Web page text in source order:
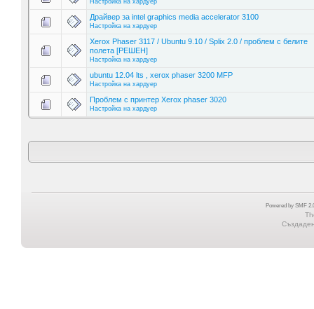
Драйвер за intel graphics media accelerator 3100
Настройка на хардуер
Xerox Phaser 3117 / Ubuntu 9.10 / Splix 2.0 / проблем с белите
полета [РЕШЕН]
Настройка на хардуер
ubuntu 12.04 lts , xerox phaser 3200 MFP
Настройка на хардуер
Проблем с принтер Xerox phaser 3020
Настройка на хардуер
Powered by SMF